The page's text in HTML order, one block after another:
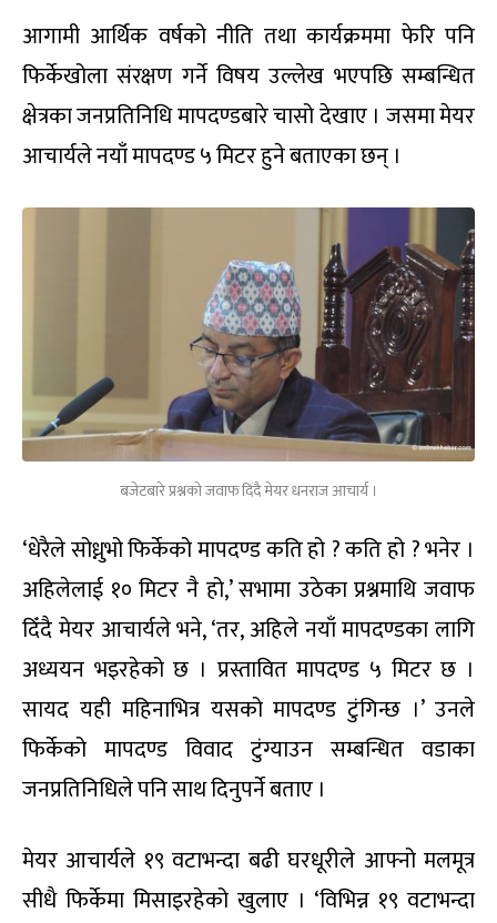
आगामी आर्थिक वर्षको नीति तथा कार्यक्रममा फेरि पनि
फिर्केखोला संरक्षण गर्ने विषय उल्लेख भएपछि सम्बन्धित
क्षेत्रका जनप्रतिनिधि मापदण्डबारे चासो देखाए । जसमा मेयर
आचार्यले नयाँ मापदण्ड ५ मिटर हुने बताएका छन् ।
बजेटबारे प्रश्नको जवाफ दिंदै मेयर धनराज आचार्य ।
‘धेरैले सोध्नुभो फिर्केको मापदण्ड कति हो ? कति हो ? भनेर ।
अहिलेलाई १० मिटर नै हो,’ सभामा उठेका प्रश्नमाथि जवाफ
दिँदै मेयर आचार्यले भने, ‘तर, अहिले नयाँ मापदण्डका लागि
अध्ययन भइरहेको छ । प्रस्तावित मापदण्ड ५ मिटर छ ।
सायद यही महिनाभित्र यसको मापदण्ड टुंगिन्छ ।’ उनले
फिर्केको मापदण्ड विवाद टुंग्याउन सम्बन्धित वडाका
जनप्रतिनिधिले पनि साथ दिनुपर्ने बताए ।
मेयर आचार्यले १९ वटाभन्दा बढी घरधूरीले आफ्नो मलमूत्र
सीधै फिर्केमा मिसाइरहेको खुलाए । ‘विभिन्न १९ वटाभन्दा